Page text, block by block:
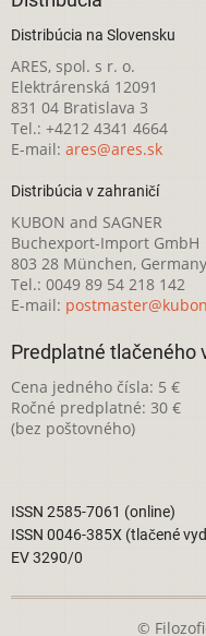
Distribúcia na Slovensku
ARES, spol. s r. o.
Elektrárenská 12091
831 04 Bratislava 3
Tel.: +4212 4341 4664
E-mail: ares@ares.sk
Distribúcia v zahraničí
KUBON and SAGNER
Buchexport-Import GmbH
803 28 München, Germany
Tel.: 0049 89 54 218 142
E-mail:
Predplatné tlačeného
Cena jedného čísla: 5 €
Ročné predplatné: 30 €
(bez poštovného)
ISSN 2585-7061 (online)
ISSN 0046-385X (tlačené
EV 3290/0
©